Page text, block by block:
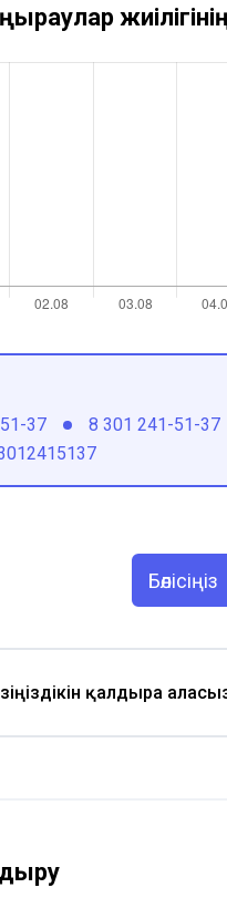
37
8 301 241-51-37
Бөлісіңіз
қалдыра